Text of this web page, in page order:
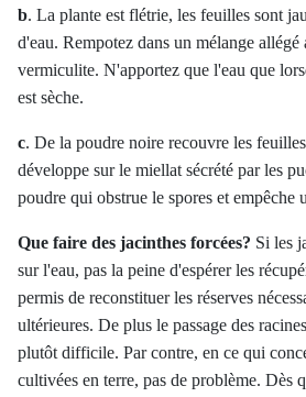
b. La plante est flétrie, les feuilles sont
d'eau. Rempotez dans un mélange allégé
vermiculite. N'apportez que l'eau que
est sèche.
c. De la poudre noire recouvre les
développe sur le miellat sécrété par les
poudre qui obstrue le spores et empêche
Que faire des jacinthes forcées? Si les
sur l'eau, pas la peine d'espérer les
permis de reconstituer les réserves
ultérieures. De plus le passage des
plutôt difficile. Par contre, en ce qui
cultivées en terre, pas de problème. Dès